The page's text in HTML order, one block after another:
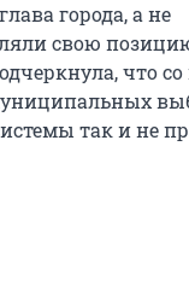
города, а не
свою
что
так и не